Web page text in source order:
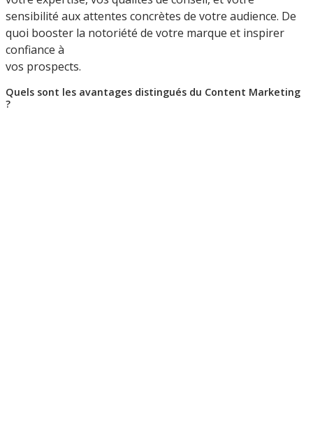
sensibilité aux attentes concrètes de votre audience. De
quoi booster la notoriété de votre marque et inspirer
confiance à
vos prospects.
Quels sont les avantages distingués du Content Marketing
?